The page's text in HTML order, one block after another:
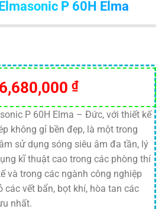
P 60H Elma
₫
P 60H Elma – Đức, với thiết kế
không gỉ bền đẹp, là một trong
sử dụng sóng siêu âm đa tần, lý
kĩ thuật cao trong các phòng thí
và trong các ngành công nghiệp
các vết bẩn, bọt khí, hòa tan các
nhất.